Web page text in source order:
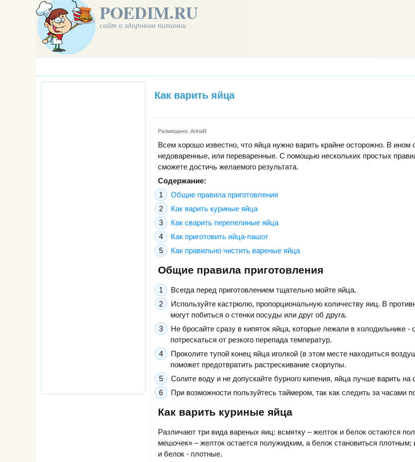
POEDIM.RU
сайт о здоровом питании
Как варить яйца
Размещено: ArinaR
Всем хорошо известно, что яйца нужно варить крайне осторожно. В ином
недоваренные, или переваренные. С помощью нескольких простых
сможете достичь желаемого результата.
Содержание:
Общие правила приготовления
Как варить куриные яйца
Как сварить перепелиные яйца
Как приготовить яйца-пашот
Как правильно чистить вареные яйца
Общие правила приготовления
Всегда перед приготовлением тщательно мойте яйца.
Используйте кастрюлю, пропорциональную количеству яиц. В
могут побиться о стенки посуды или друг об друга.
Не бросайте сразу в кипяток яйца, которые лежали в холодильнике -
потрескаться от резкого перепада температур.
Проколите тупой конец яйца иголкой (в этом месте находиться
поможет предотвратить растрескивание скорлупы.
Солите воду и не допускайте бурного кипения, яйца лучше варить на
При возможности пользуйтесь таймером, так как следить за часами
Как варить куриные яйца
Различают три вида вареных яиц: всмятку – желток и белок остаются
мешочек» – желток остается полужидким, а белок становиться плотным;
и белок - плотные.